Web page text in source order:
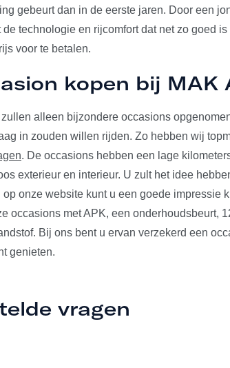
gebeurt dan in de eerste jaren. Door een
de technologie en rijcomfort dat net zo goed
voor te betalen.
kopen bij MAK
zullen alleen bijzondere occasions
in zouden willen rijden. Zo hebben wij
. De occasions hebben een lage
exterieur en interieur. U zult het idee
onze website kunt u een goede impressie
occasions met APK, een onderhoudsbeurt,
Bij ons bent u ervan verzekerd een
genieten.
vragen